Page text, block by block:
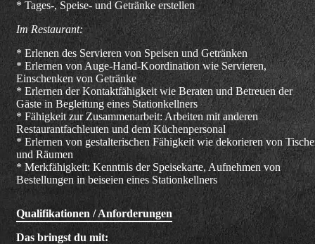
* Tages-, Speise- und Getränke erstellen
Im Restaurant:
* Erlenen des Servieren von Speisen und Getränken
* Erlernen von Auge-Hand-Koordination wie Servieren,
Einschenken von Getränke
* Erlernen der Kontaktfähigkeit wie Beraten und Betreuen der
Gäste in Begleitung eines Stationkellners
* Fähigkeit zur Zusammenarbeit: Arbeiten mit anderen
Restaurantfachleuten und dem Küchenpersonal
* Erlernen von gestalterischen Fähigkeit wie dekorieren von
und Räumen
* Merkfähigkeit: Kenntnis der Speisekarte, Aufnehmen von
Bestellungen in beiseien eines Stationkellners
Qualifikationen / Anforderungen
Das bringst du mit: